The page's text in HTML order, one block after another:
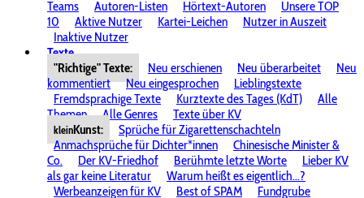
Teams
Autoren-Listen Hörtext-Autoren
Unsere TOP
10
Aktive Nutzer Kartei-Leichen
Nutzer in Auszeit
Inaktive Nutzer
Texte
"Richtige" Texte:
Neu erschienen Neu überarbeitet
Neu
kommentiert
Neu eingesprochen
Lieblingstexte
Fremdsprachige Texte
Kurztexte des Tages (KdT)
Alle
Themen
Alle Genres Texte über KV
kleinKunst:
Sprüche für Zigarettenschachteln
Anmachsprüche für Dichter*innen
Chinesische Minister &
Co.
Der KV-Friedhof Berühmte letzte Worte
Lieber KV
als gar keine Literatur
Warum heißt es eigentlich...?
Werbeanzeigen für KV
Best of SPAM
Fundgrube